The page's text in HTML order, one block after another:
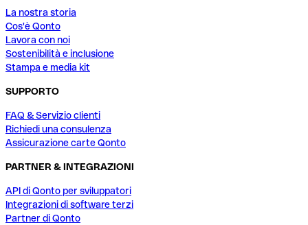
La nostra storia
Cos'è Qonto
Lavora con noi
Sostenibilità e inclusione
Stampa e media kit
SUPPORTO
FAQ & Servizio clienti
Richiedi una consulenza
Assicurazione carte Qonto
PARTNER & INTEGRAZIONI
API di Qonto per sviluppatori
Integrazioni di software terzi
Partner di Qonto